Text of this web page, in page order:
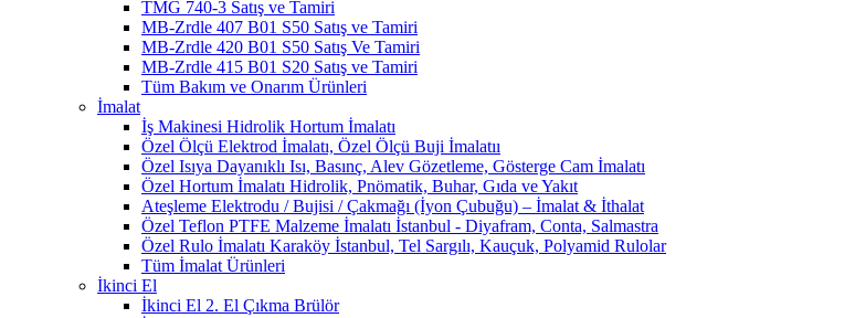
TMG 740-3 Satış ve Tamiri
MB-Zrdle 407 B01 S50 Satış ve Tamiri
MB-Zrdle 420 B01 S50 Satış Ve Tamiri
MB-Zrdle 415 B01 S20 Satış ve Tamiri
Tüm Bakım ve Onarım Ürünleri
İmalat
İş Makinesi Hidrolik Hortum İmalatı
Özel Ölçü Elektrod İmalatı, Özel Ölçü Buji İmalatıı
Özel Isıya Dayanıklı Isı, Basınç, Alev Gözetleme, Gösterge Cam İmalatı
Özel Hortum İmalatı Hidrolik, Pnömatik, Buhar, Gıda ve Yakıt
Ateşleme Elektrodu / Bujisi / Çakmağı (İyon Çubuğu) – İmalat & İthalat
Özel Teflon PTFE Malzeme İmalatı İstanbul - Diyafram, Conta, Salmastra
Özel Rulo İmalatı Karaköy İstanbul, Tel Sargılı, Kauçuk, Polyamid Rulolar
Tüm İmalat Ürünleri
İkinci El
İkinci El 2. El Çıkma Brülör